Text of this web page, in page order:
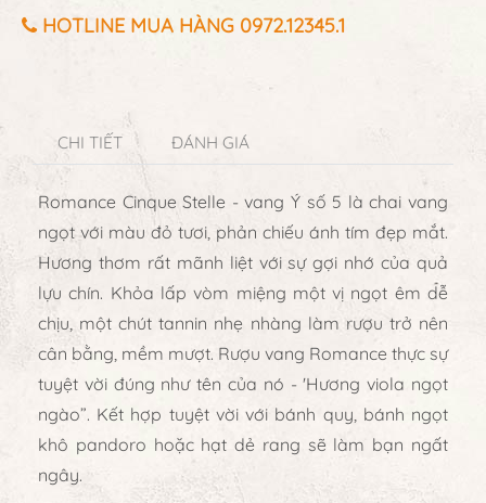
HOTLINE MUA HÀNG 0972.12345.1
CHI TIẾT ĐÁNH GIÁ
Romance Cinque Stelle - vang Ý số 5 là chai vang
ngọt với màu đỏ tươi, phản chiếu ánh tím đẹp mắt.
Hương thơm rất mãnh liệt với sự gợi nhớ của quả
lựu chín. Khỏa lấp vòm miệng một vị ngọt êm dễ
chịu, một chút tannin nhẹ nhàng làm rượu trở nên
cân bằng, mềm mượt. Rượu vang Romance thực sự
tuyệt vời đúng như tên của nó - 'Hương viola ngọt
ngào”. Kết hợp tuyệt vời với bánh quy, bánh ngọt
khô pandoro hoặc hạt dẻ rang sẽ làm bạn ngất
ngây.